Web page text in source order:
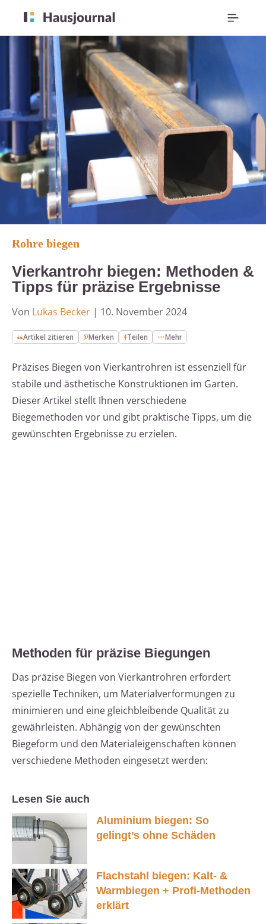
Rohre biegen
Vierkantrohr biegen: Methoden &
Tipps für präzise Ergebnisse
Von Lukas Becker | 10. November 2024
Artikel zitieren Merken Teilen Mehr
Präzises Biegen von Vierkantrohren ist essenziell für
stabile und ästhetische Konstruktionen im Garten.
Dieser Artikel stellt Ihnen verschiedene
Biegemethoden vor und gibt praktische Tipps, um die
gewünschten Ergebnisse zu erzielen.
Methoden für präzise Biegungen
Das präzise Biegen von Vierkantrohren erfordert
spezielle Techniken, um Materialverformungen zu
minimieren und eine gleichbleibende Qualität zu
gewährleisten. Abhängig von der gewünschten
Biegeform und den Materialeigenschaften können
verschiedene Methoden eingesetzt werden:
Lesen Sie auch
Aluminium biegen: So
gelingt’s ohne Schäden
Flachstahl biegen: Kalt- &
Warmbiegen + Profi-Methoden
erklärt